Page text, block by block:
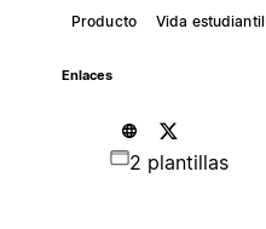
Producto Vida estudiantil
Enlaces
2 plantillas